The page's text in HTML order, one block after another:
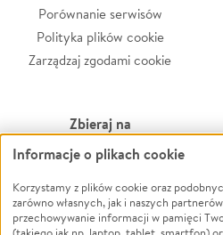
Porównanie serwisów
Polityka plików cookie
Zarządzaj zgodami cookie
Zbieraj na
Leczenie
Zwierzęta
Pożar
Informacje o plikach cookie
Korzystamy z plików cookie oraz
zarówno własnych, jak i naszych
przechowywanie informacji w pamięci